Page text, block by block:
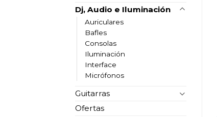
Dj, Audio e Iluminación
Auriculares
Bafles
Consolas
Iluminación
Interface
Micrófonos
Guitarras
Ofertas